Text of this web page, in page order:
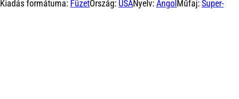
Kiadás formátuma: FüzetOrszág: USANyelv:Angol Műfaj:Super-